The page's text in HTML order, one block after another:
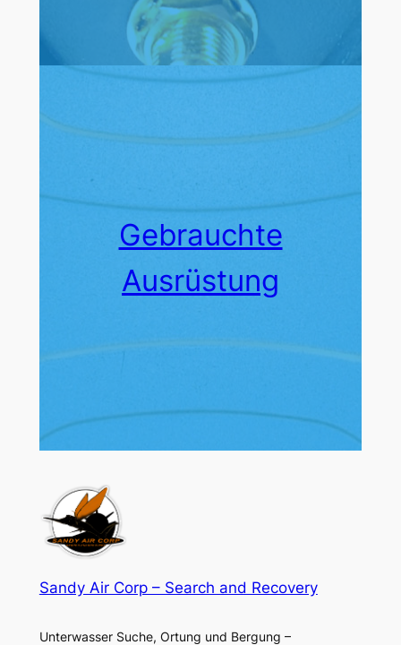
Gebrauchte
Ausrüstung
Sandy Air Corp – Search and Recovery
Unterwasser Suche, Ortung und Bergung –